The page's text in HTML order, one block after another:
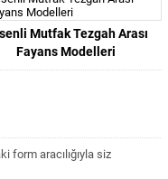
Mutfak Tezgah Arası
Fayans Modelleri
form aracılığıyla siz